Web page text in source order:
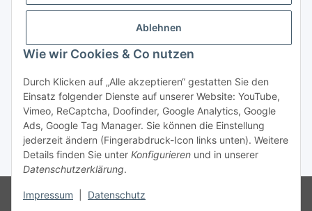
Ablehnen
Wie wir Cookies & Co nutzen
Durch Klicken auf „Alle akzeptieren“ gestatten Sie den
Einsatz folgender Dienste auf unserer Website: YouTube,
Vimeo, ReCaptcha, Doofinder, Google Analytics, Google
Ads, Google Tag Manager. Sie können die Einstellung
jederzeit ändern (Fingerabdruck-Icon links unten). Weitere
Details finden Sie unter Konfigurieren und in unserer
Datenschutzerklärung.
Impressum Datenschutz
Bestellung wiederrufen
* Alle Preise inkl. gesetzlicher USt., zzgl.Versand
Besucherzähler: 75194478